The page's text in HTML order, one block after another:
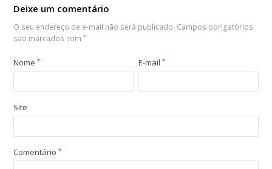
Deixe um comentário
O seu endereço de e-mail não será publicado. Campos obrigatórios
são marcados com*
Nome* E-mail*
Site
Comentário*